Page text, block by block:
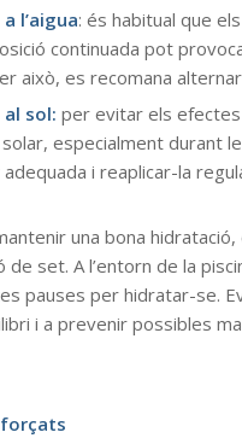
l’aigua: és habitual que
continuada pot
això, es recomana
sol: per evitar els efectes
especialment durant
i reaplicar-la
una bona
de set. A l’entorn de la
pauses per hidratar-se.
i a prevenir possibles